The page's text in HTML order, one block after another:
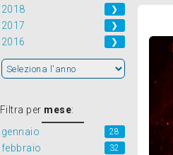
2018 ❯
2017 ❯
2016 ❯
Filtra per mese:
gennaio
28
febbraio 32